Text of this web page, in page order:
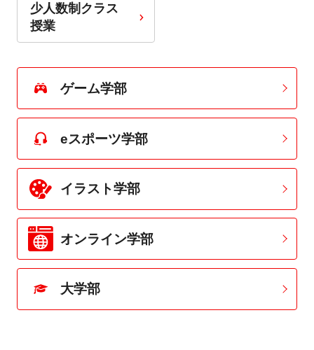
少人数制クラス
授業
ゲーム学部
eスポーツ学部
イラスト学部
オンライン学部
大学部